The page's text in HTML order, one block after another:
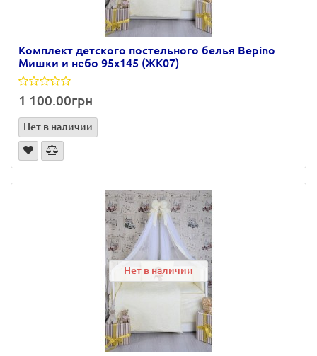
Комплект детского постельного белья Bepino
Мишки и небо 95х145 (ЖК07)
1 100.00грн
Нет в наличии
Нет в наличии